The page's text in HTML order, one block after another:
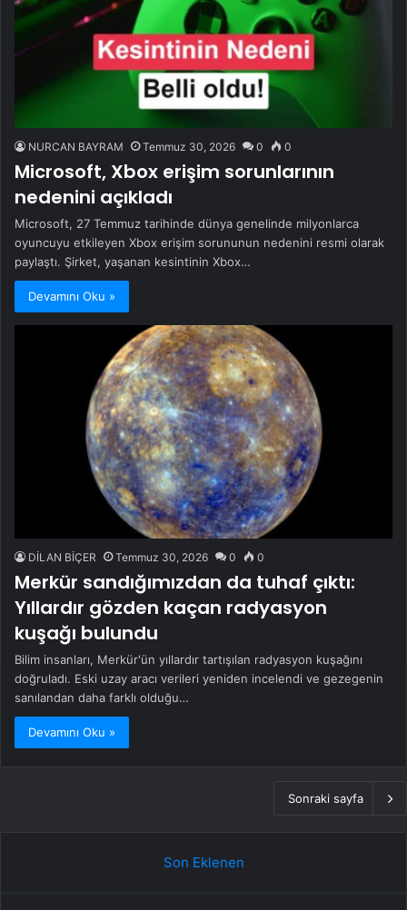
NURCAN BAYRAM Temmuz 30, 2026 0 0
Microsoft, Xbox erişim sorunlarının
nedenini açıkladı
Microsoft, 27 Temmuz tarihinde dünya genelinde milyonlarca
oyuncuyu etkileyen Xbox erişim sorununun nedenini resmi olarak
paylaştı. Şirket, yaşanan kesintinin Xbox…
Devamını Oku »
DİLAN BİÇER Temmuz 30, 2026 0 0
Merkür sandığımızdan da tuhaf çıktı:
Yıllardır gözden kaçan radyasyon
kuşağı bulundu
Bilim insanları, Merkür'ün yıllardır tartışılan radyasyon kuşağını
doğruladı. Eski uzay aracı verileri yeniden incelendi ve gezegenin
sanılandan daha farklı olduğu…
Devamını Oku »
Sonraki sayfa
Son Eklenen